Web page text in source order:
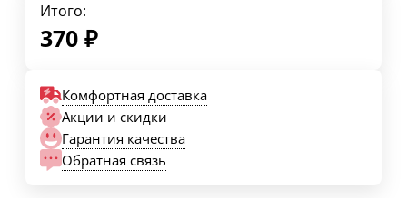
Итого:
370 ₽
Комфортная доставка
Акции и скидки
Гарантия качества
Обратная связь